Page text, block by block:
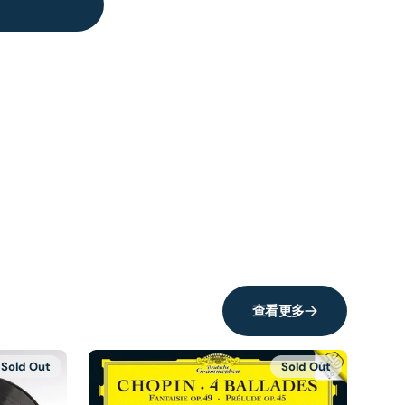
查看更多
Sold Out Sold Out